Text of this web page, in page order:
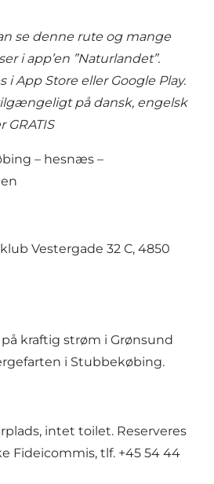
se denne rute og mange
iapp’en ”Naturlandet”.
i App Store eller Google Play.
på dansk, engelsk
GRATIS
– hesnæs –
Vestergade 32 C, 4850
kraftig strøm i Grønsund
i Stubbekøbing.
intet toilet. Reserveres
Fideicommis, tlf. +45 54 44